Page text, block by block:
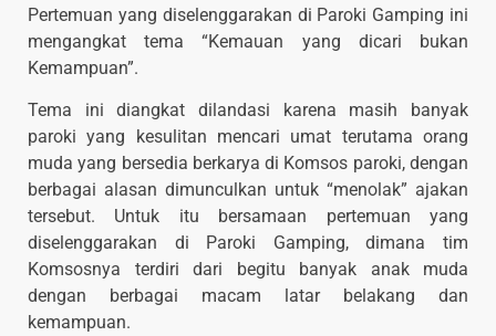
Pertemuan yang diselenggarakan di Paroki Gamping ini
mengangkat tema “Kemauan yang dicari bukan
Kemampuan”.
Tema ini diangkat dilandasi karena masih banyak
paroki yang kesulitan mencari umat terutama orang
muda yang bersedia berkarya di Komsos paroki, dengan
berbagai alasan dimunculkan untuk “menolak” ajakan
tersebut. Untuk itu bersamaan pertemuan yang
diselenggarakan di Paroki Gamping, dimana tim
Komsosnya terdiri dari begitu banyak anak muda
dengan berbagai macam latar belakang dan
kemampuan.